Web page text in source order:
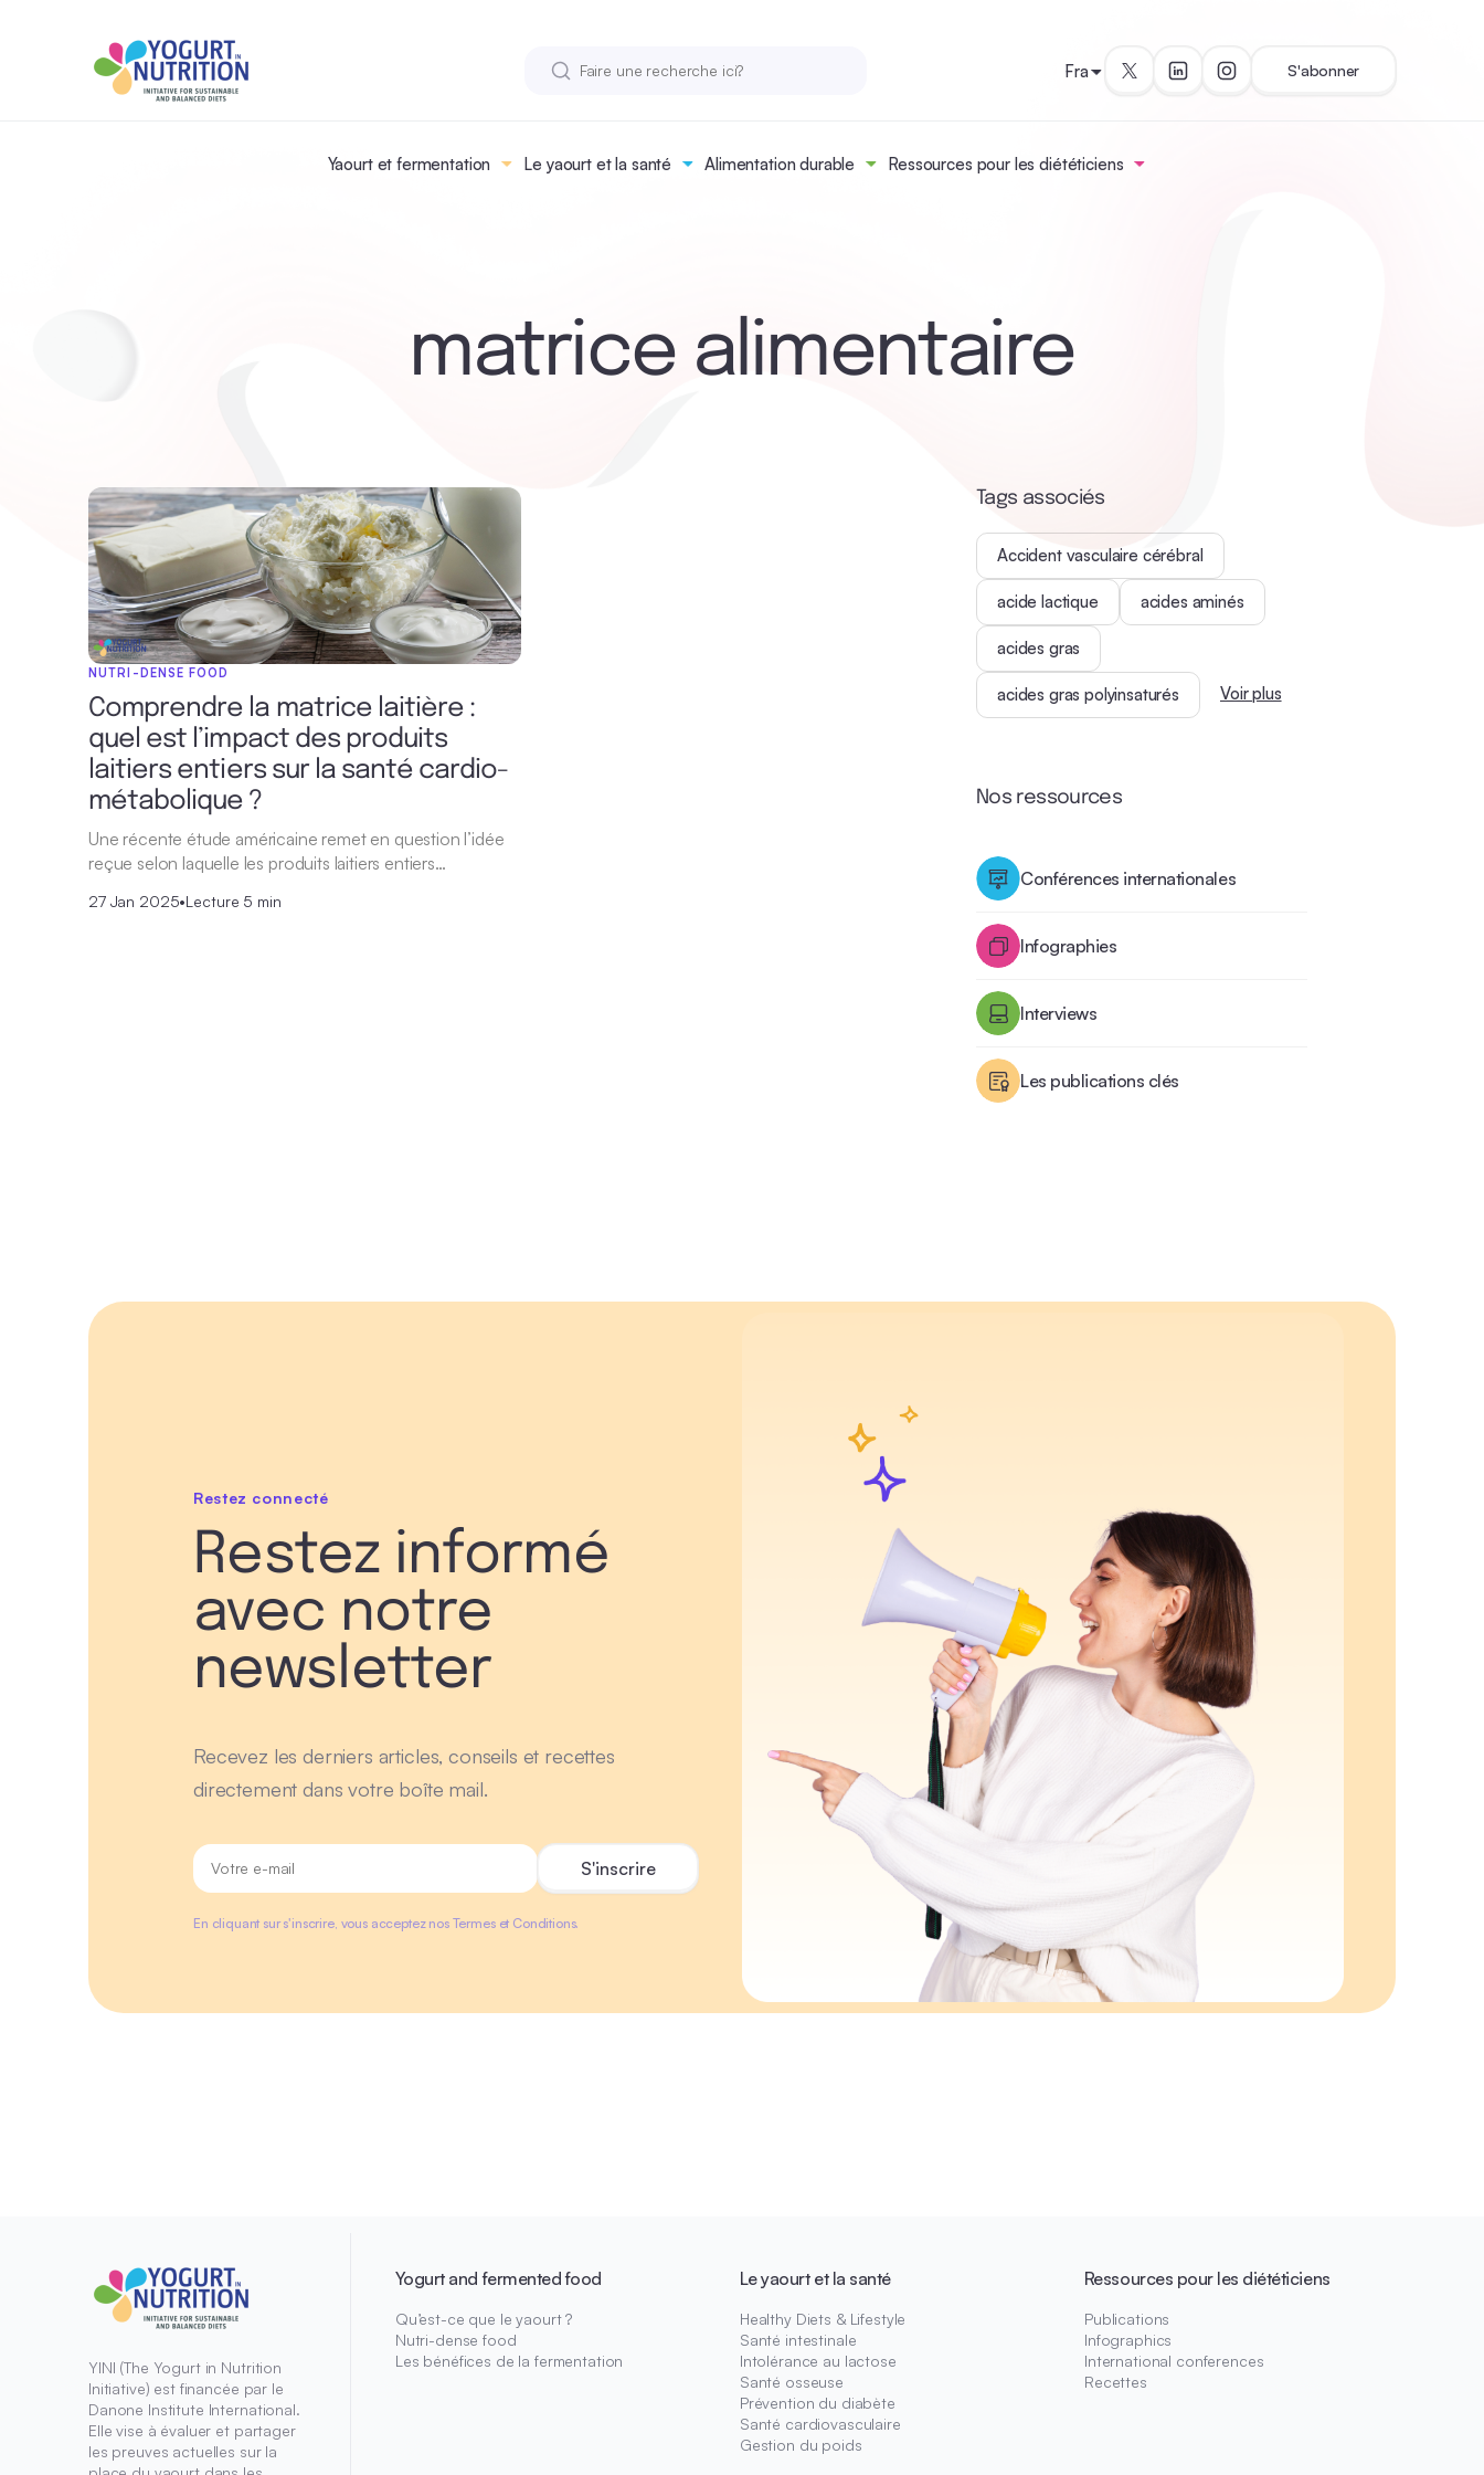
Yaourt et fermentation Le yaourt et la santé Alimentation durable Ressources pour les diététiciens
Fra S'abonner
matrice alimentaire
NUTRI-DENSE FOOD
Comprendre la matrice laitière :
quel est l’impact des produits
laitiers entiers sur la santé cardio-
métabolique ?
Une récente étude américaine remet en question l’idée
reçue selon laquelle les produits laitiers entiers…
27 Jan 2025•Lecture 5 min
Tags associés
Accident vasculaire cérébral
acide lactique acides aminés
acides gras
acides gras polyinsaturés Voir plus
Nos ressources
Conférences internationales
Infographies
Interviews
Les publications clés
Restez connecté
Restez informé
avec notre
newsletter
Recevez les derniers articles, conseils et recettes
directement dans votre boîte mail.
En cliquant sur s'inscrire, vous acceptez nos Termes et Conditions.
Yogurt and fermented food
Qu’est-ce que le yaourt ?
Nutri-dense food
Les bénéfices de la fermentation
Le yaourt et la santé
Healthy Diets & Lifestyle
Santé intestinale
Intolérance au lactose
Santé osseuse
Prévention du diabète
Santé cardiovasculaire
Gestion du poids
Ressources pour les diététiciens
Publications
Infographics
International conferences
Recettes
YINI (The Yogurt in Nutrition
Initiative) est financée par le
Danone Institute International.
Elle vise à évaluer et partager
les preuves actuelles sur la